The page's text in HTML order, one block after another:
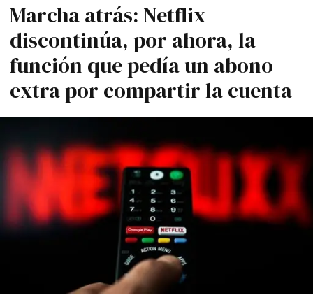
Marcha atrás: Netflix
discontinúa, por ahora, la
función que pedía un abono
extra por compartir la cuenta